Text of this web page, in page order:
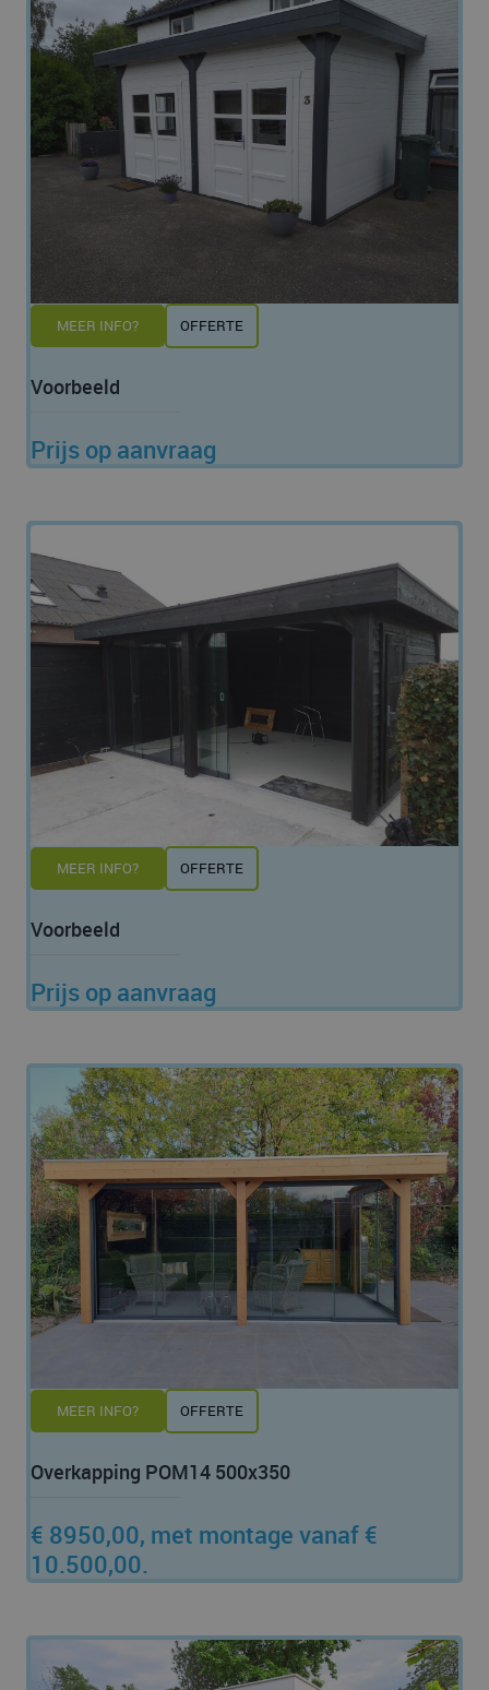
MEER INFO? OFFERTE
Voorbeeld
Prijs op aanvraag
MEER INFO? OFFERTE
Voorbeeld
Prijs op aanvraag
MEER INFO? OFFERTE
Overkapping POM14 500x350
€ 8950,00, met montage vanaf €
10.500,00.